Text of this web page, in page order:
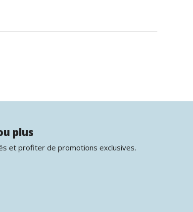
plus
et profiter de promotions exclusives.